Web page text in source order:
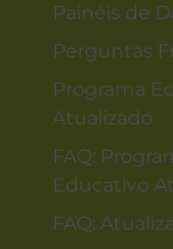
Painéis de
Perguntas
Programa
Atualizado
FAQ:
Educativo
FAQ: